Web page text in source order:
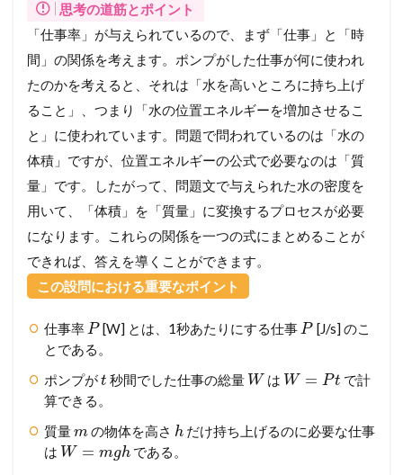
思考の道筋とポイント
「仕事率」が与えられているので、まず「仕事」と「時
間」の関係を考えます。ポンプがした仕事が何に使われ
たのかを考えると、それは「水を高いところに持ち上げ
ること」、つまり「水の位置エネルギーを増加させるこ
と」に使われています。問題で問われているのは「水の
体積」ですが、位置エネルギーの公式で必要なのは「質
量」です。したがって、問題文で与えられた水の密度を
用いて、「体積」を「質量」に変換するプロセスが必要
になります。これらの関係を一つの式にまとめることが
できれば、答えを導くことができます。
この設問における重要なポイント
仕事率P [W] とは、1秒あたりにする仕事P [J/s] のこ
とである。
ポンプがt 秒間でした仕事の総量 W は W = Pt で計
算できる。
質量mの物体を高さ h だけ持ち上げるのに必要な仕事
は W = mgh である。